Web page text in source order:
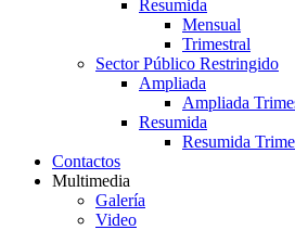
Resumida
Mensual
Trimestral
Sector Público Restringido
Ampliada
Ampliada
Resumida
Resumida
Contactos
Multimedia
Galería
Video